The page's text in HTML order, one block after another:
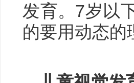
发育。7岁以
的要用动态的